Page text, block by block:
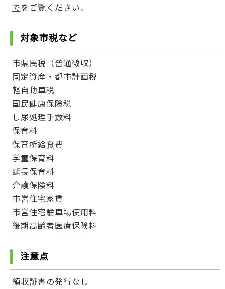
でをご覧ください。
対象市税など
市県民税（普通徴収）
固定資産・都市計画税
軽自動車税
国民健康保険税
し尿処理手数料
保育料
保育所給食費
学童保育料
延長保育料
介護保険料
市営住宅家賃
市営住宅駐車場使用料
後期高齢者医療保険料
注意点
領収証書の発行なし